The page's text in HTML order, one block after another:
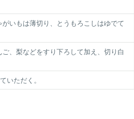
いもは薄切り、とうもろこしはゆでて
、梨などをすり下ろして加え、切り白
いただく。